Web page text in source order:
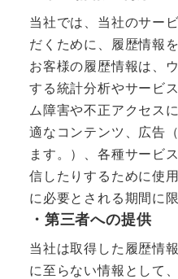
当社では、当社のサー
だくために、履歴情報
お客様の履歴情報は、
する統計分析やサービ
ム障害や不正アクセス
適なコンテンツ、広告
ます。）、各種サービ
信したりするために使
に必要とされる期間に
・第三者への提供
当社は取得した履歴情
に至らない情報として